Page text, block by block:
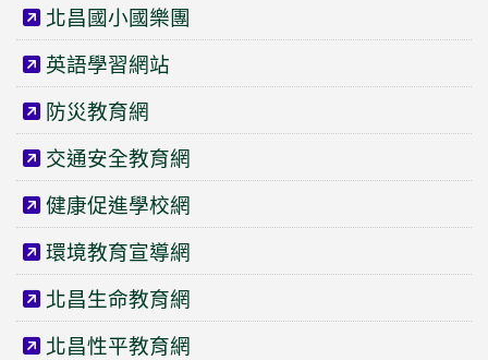
北昌國小國樂團
英語學習網站
防災教育網
交通安全教育網
健康促進學校網
環境教育宣導網
北昌生命教育網
北昌性平教育網